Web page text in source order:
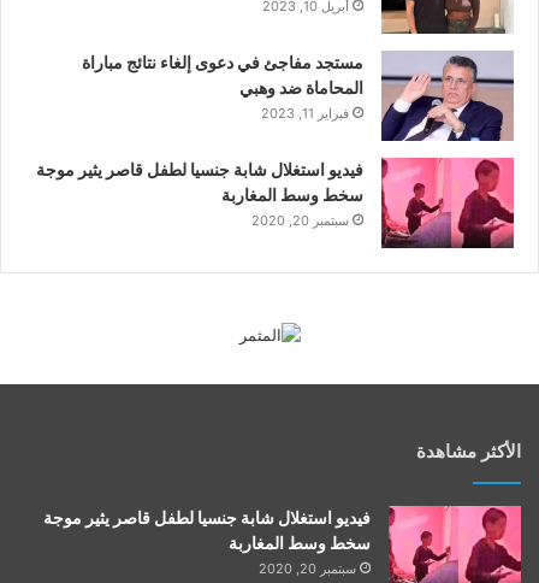
أبريل 10, 2023
مستجد مفاجئ في دعوى إلغاء نتائج مباراة
المحاماة ضد وهبي
فبراير 11, 2023
فيديو استغلال شابة جنسيا لطفل قاصر يثير موجة
سخط وسط المغاربة
سبتمبر 20, 2020
الأكثر مشاهدة
فيديو استغلال شابة جنسيا لطفل قاصر يثير موجة
سخط وسط المغاربة
سبتمبر 20, 2020